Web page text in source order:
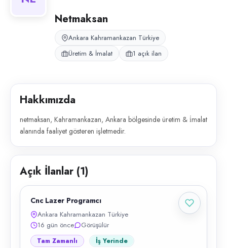
Netmaksan
Ankara Kahramankazan Türkiye
Üretim & İmalat
1 açık ilan
Hakkımızda
netmaksan, Kahramankazan, Ankara bölgesinde üretim & i̇malat
alanında faaliyet gösteren işletmedir.
Açık İlanlar (1)
Cnc Lazer Programcı
Ankara Kahramankazan Türkiye
16 gün önce
Görüşülür
Tam Zamanlı İş Yerinde